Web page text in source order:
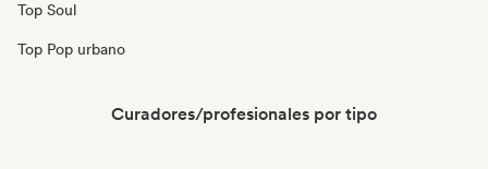
Top Soul
Top Pop urbano
Curadores/profesionales por tipo